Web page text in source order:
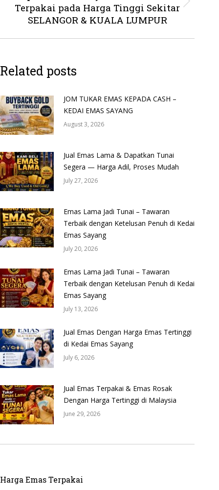
Next
post:
Terpakai pada Harga Tinggi Sekitar
SELANGOR & KUALA LUMPUR
Related posts
JOM TUKAR EMAS KEPADA CASH –
KEDAI EMAS SAYANG
August 3, 2026
Jual Emas Lama & Dapatkan Tunai
Segera — Harga Adil, Proses Mudah
July 27, 2026
Emas Lama Jadi Tunai – Tawaran
Terbaik dengan Ketelusan Penuh di Kedai
Emas Sayang
July 20, 2026
Emas Lama Jadi Tunai – Tawaran
Terbaik dengan Ketelusan Penuh di Kedai
Emas Sayang
July 13, 2026
Jual Emas Dengan Harga Emas Tertinggi
di Kedai Emas Sayang
July 6, 2026
Jual Emas Terpakai & Emas Rosak
Dengan Harga Tertinggi di Malaysia
June 29, 2026
Harga Emas Terpakai